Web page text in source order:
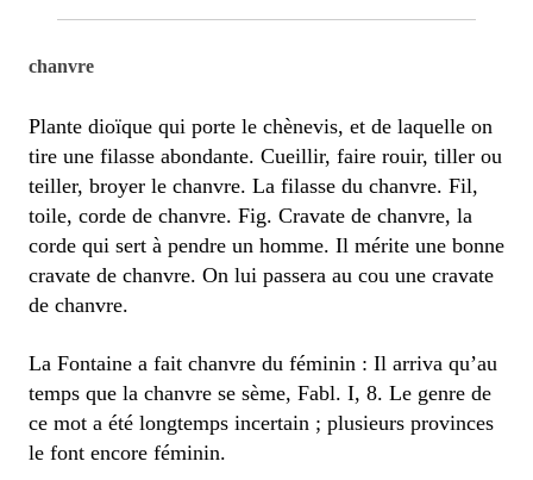
chanvre
Plante dioïque qui porte le chènevis, et de laquelle on
tire une filasse abondante. Cueillir, faire rouir, tiller ou
teiller, broyer le chanvre. La filasse du chanvre. Fil,
toile, corde de chanvre. Fig. Cravate de chanvre, la
corde qui sert à pendre un homme. Il mérite une bonne
cravate de chanvre. On lui passera au cou une cravate
de chanvre.
La Fontaine a fait chanvre du féminin : Il arriva qu’au
temps que la chanvre se sème, Fabl. I, 8. Le genre de
ce mot a été longtemps incertain ; plusieurs provinces
le font encore féminin.